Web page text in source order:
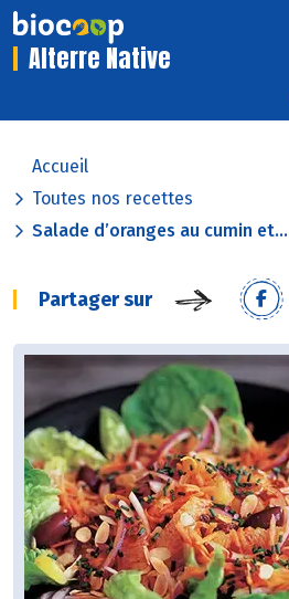
Alterre Native
Accueil
Toutes nos recettes
Salade d’oranges au cumin et...
Partager sur